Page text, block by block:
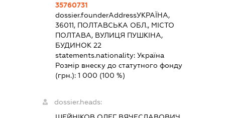
35760731
dossier.founderAddressУКРАЇНА,
36011, ПОЛТАВСЬКА ОБЛ., МІСТО
ПОЛТАВА, ВУЛИЦЯ ПУШКІНА,
БУДИНОК 22
statements.nationality:Україна
Розмір внеску до статутного фонду
(грн.):1 000 (100 %)
dossier.heads: